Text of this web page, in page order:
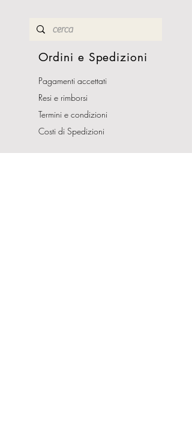
Ordini e Spedizioni
Pagamenti accettati
Resi e rimborsi
Termini e condizioni
Costi di Spedizioni